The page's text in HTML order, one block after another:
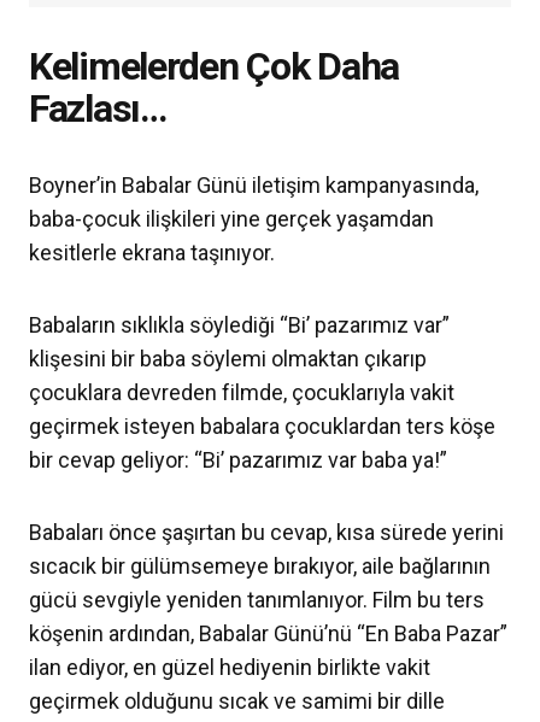
Kelimelerden Çok Daha
Fazlası…
Boyner’in Babalar Günü iletişim kampanyasında,
baba-çocuk ilişkileri yine gerçek yaşamdan
kesitlerle ekrana taşınıyor.
Babaların sıklıkla söylediği “Bi’ pazarımız var”
klişesini bir baba söylemi olmaktan çıkarıp
çocuklara devreden filmde, çocuklarıyla vakit
geçirmek isteyen babalara çocuklardan ters köşe
bir cevap geliyor: “Bi’ pazarımız var baba ya!”
Babaları önce şaşırtan bu cevap, kısa sürede yerini
sıcacık bir gülümsemeye bırakıyor, aile bağlarının
gücü sevgiyle yeniden tanımlanıyor. Film bu ters
köşenin ardından, Babalar Günü’nü “En Baba Pazar”
ilan ediyor, en güzel hediyenin birlikte vakit
geçirmek olduğunu sıcak ve samimi bir dille